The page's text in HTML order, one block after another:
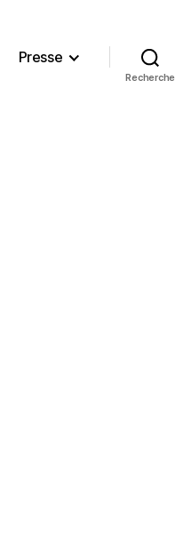
Presse
Recherche